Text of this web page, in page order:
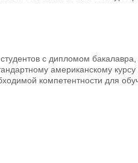
с дипломом
американскому
компетентности для